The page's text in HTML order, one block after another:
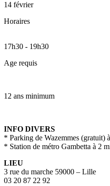
14 février
Horaires
17h30 - 19h30
Age requis
12 ans minimum
INFO DIVERS
* Parking de Wazemmes (gratuit)
* Station de métro Gambetta à 2
LIEU
3 rue du marche 59000 – Lille
03 20 87 22 92